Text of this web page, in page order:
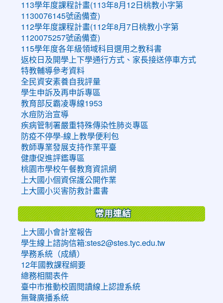
113學年度課程計畫(113年8月12日桃教小字第
1130076145號函備查)
112學年度課程計畫(112年8月7日桃教小字第
1120075257號函備查)
115學年度各年級領域科目選用之教科書
返校日及開學上下學通行方式、家長接送停車方式
特教輔導參考資料
全民資安素養自我評量
學生申訴及再申訴專區
教育部反霸凌專線1953
水痘防治宣導
疾病管制署嚴重特殊傳染性肺炎專區
防疫不停學-線上教學便利包
教師專業發展支持作業平臺
健康促進評鑑專區
桃園市學校午餐教育資訊網
上大國小個資保護公開作業
上大國小災害防救計畫書
常用連結
上大國小會計室報告
學生線上諮詢信箱:stes2@stes.tyc.edu.tw
學務系統（成績）
12年國教課程綱要
總務相關表件
臺中市推動校園閱讀線上認證系統
無聲廣播系統